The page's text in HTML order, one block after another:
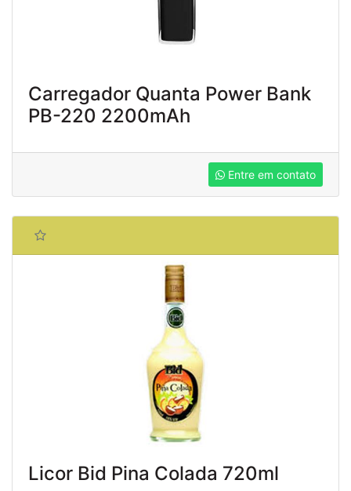
Carregador Quanta Power Bank
PB-220 2200mAh
Entre em contato
Licor Bid Pina Colada 720ml